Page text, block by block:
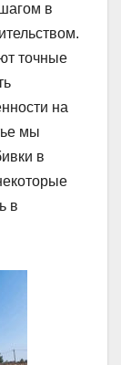
в
точные
на
мы
в
в